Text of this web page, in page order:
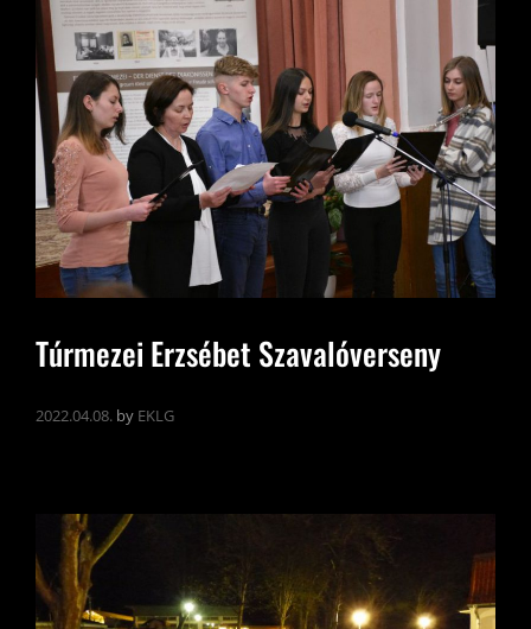
Túrmezei Erzsébet Szavalóverseny
2022.04.08. by EKLG